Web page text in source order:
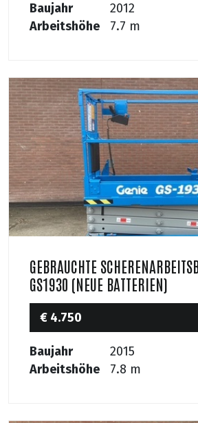
Baujahr
2012
Arbeitshöhe
7.7 m
GEBRAUCHTE
GS1930 (NEUE BATTERIEN)
€ 4.750
Baujahr
2015
Arbeitshöhe
7.8 m